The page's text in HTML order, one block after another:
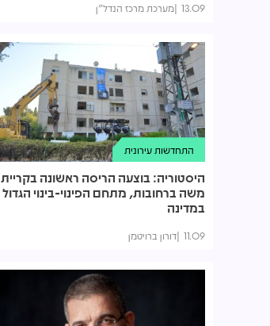
13.09 מערכת מרכז הנדל"ן
התחדשות עירונית
היסטוריה: בוצעה הריסה ראשונה בקריית
משה ברחובות, מתחם הפינוי-בינוי הגדול
במדינה
11.09 דורון ברויטמן